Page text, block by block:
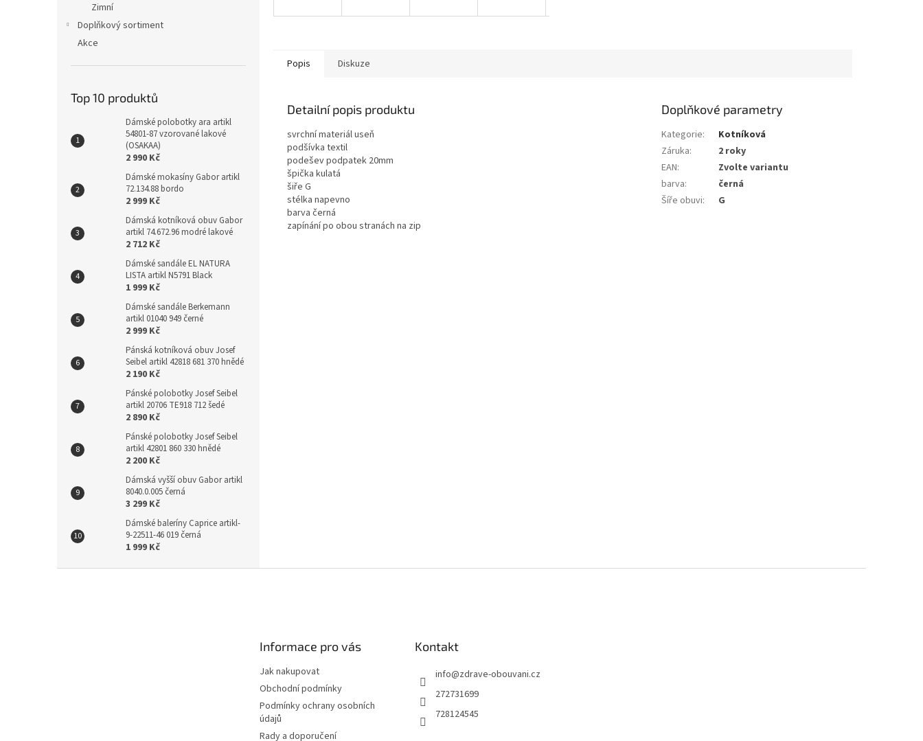
Zimní
Doplňkový sortiment
Akce
Top 10 produktů
Dámské polobotky ara artikl
54801-87 vzorované lakové
(OSAKAA)
2 990 Kč
Dámské mokasíny Gabor artikl
72.134.88 bordo
2 999 Kč
Dámská kotníková obuv Gabor
artikl 74.672.96 modré lakové
2 712 Kč
Dámské sandále EL NATURA
LISTA artikl N5791 Black
1 999 Kč
Dámské sandále Berkemann
artikl 01040 949 černé
2 999 Kč
Pánská kotníková obuv Josef
Seibel artikl 42818 681 370 hnědé
2 190 Kč
Pánské polobotky Josef Seibel
artikl 20706 TE918 712 šedé
2 890 Kč
Pánské polobotky Josef Seibel
artikl 42801 860 330 hnědé
2 200 Kč
Dámská vyšší obuv Gabor artikl
8040.0.005 černá
3 299 Kč
Dámské baleríny Caprice artikl-
9-22511-46 019 černá
1 999 Kč
Popis Diskuze
Detailní popis produktu
svrchní materiál useň
podšívka textil
podešev podpatek 20mm
špička kulatá
šiře G
stélka napevno
barva černá
zapínání po obou stranách na zip
Doplňkové parametry
Kategorie:
Kotníková
Záruka:
2 roky
EAN:
Zvolte variantu
barva:
černá
Šíře obuvi: G
Informace pro vás
Jak nakupovat
Obchodní podmínky
Podmínky ochrany osobních
údajů
Rady a doporučení
Kontakt
info@zdrave-obouvani.cz
272731699
728124545